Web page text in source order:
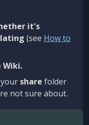
it's
(see How to
Wiki.
share folder
not sure about.